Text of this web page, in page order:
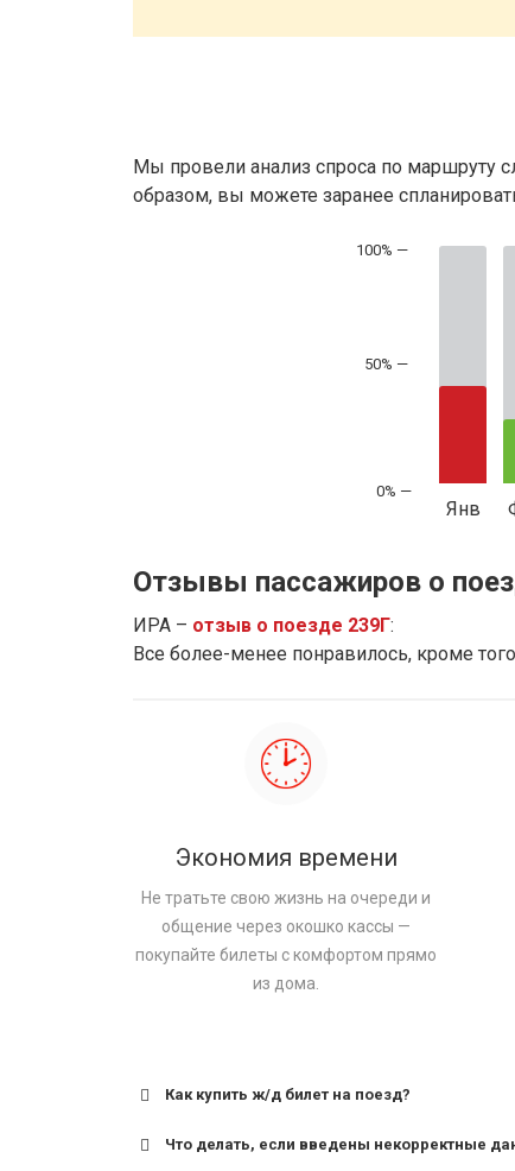
Мы провели анализ спроса по маршруту
образом, вы можете заранее
50% —
Янв
Отзывы пассажиров о
ИРА – отзыв о поезде 239Г:
Все более-менее понравилось, кроме
Экономия времени
Не тратьте свою жизнь на очереди и
общение через окошко кассы —
покупайте билеты с комфортом прямо
из дома.
Как купить ж/д билет на поезд?
Что делать, если введены некорректные